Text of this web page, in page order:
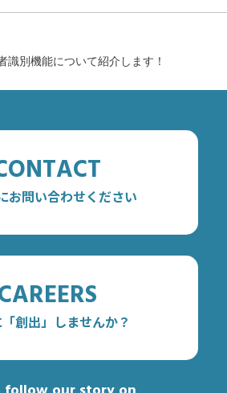
識別機能について紹介します！
お問い合わせください
創出」しませんか？